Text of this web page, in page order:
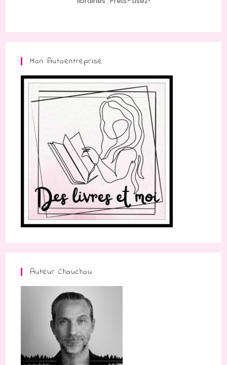
Mon Autoentreprise
Auteur Chouchou